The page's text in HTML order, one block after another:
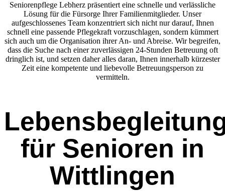
Seniorenpflege Lebherz präsentiert eine schnelle und verlässliche
Lösung für die Fürsorge Ihrer Familienmitglieder. Unser
aufgeschlossenes Team konzentriert sich nicht nur darauf, Ihnen
schnell eine passende Pflegekraft vorzuschlagen, sondern kümmert
sich auch um die Organisation ihrer An- und Abreise. Wir begreifen,
dass die Suche nach einer zuverlässigen 24-Stunden Betreuung oft
dringlich ist, und setzen daher alles daran, Ihnen innerhalb kürzester
Zeit eine kompetente und liebevolle Betreuungsperson zu
vermitteln.
für Senioren in
Wittlingen